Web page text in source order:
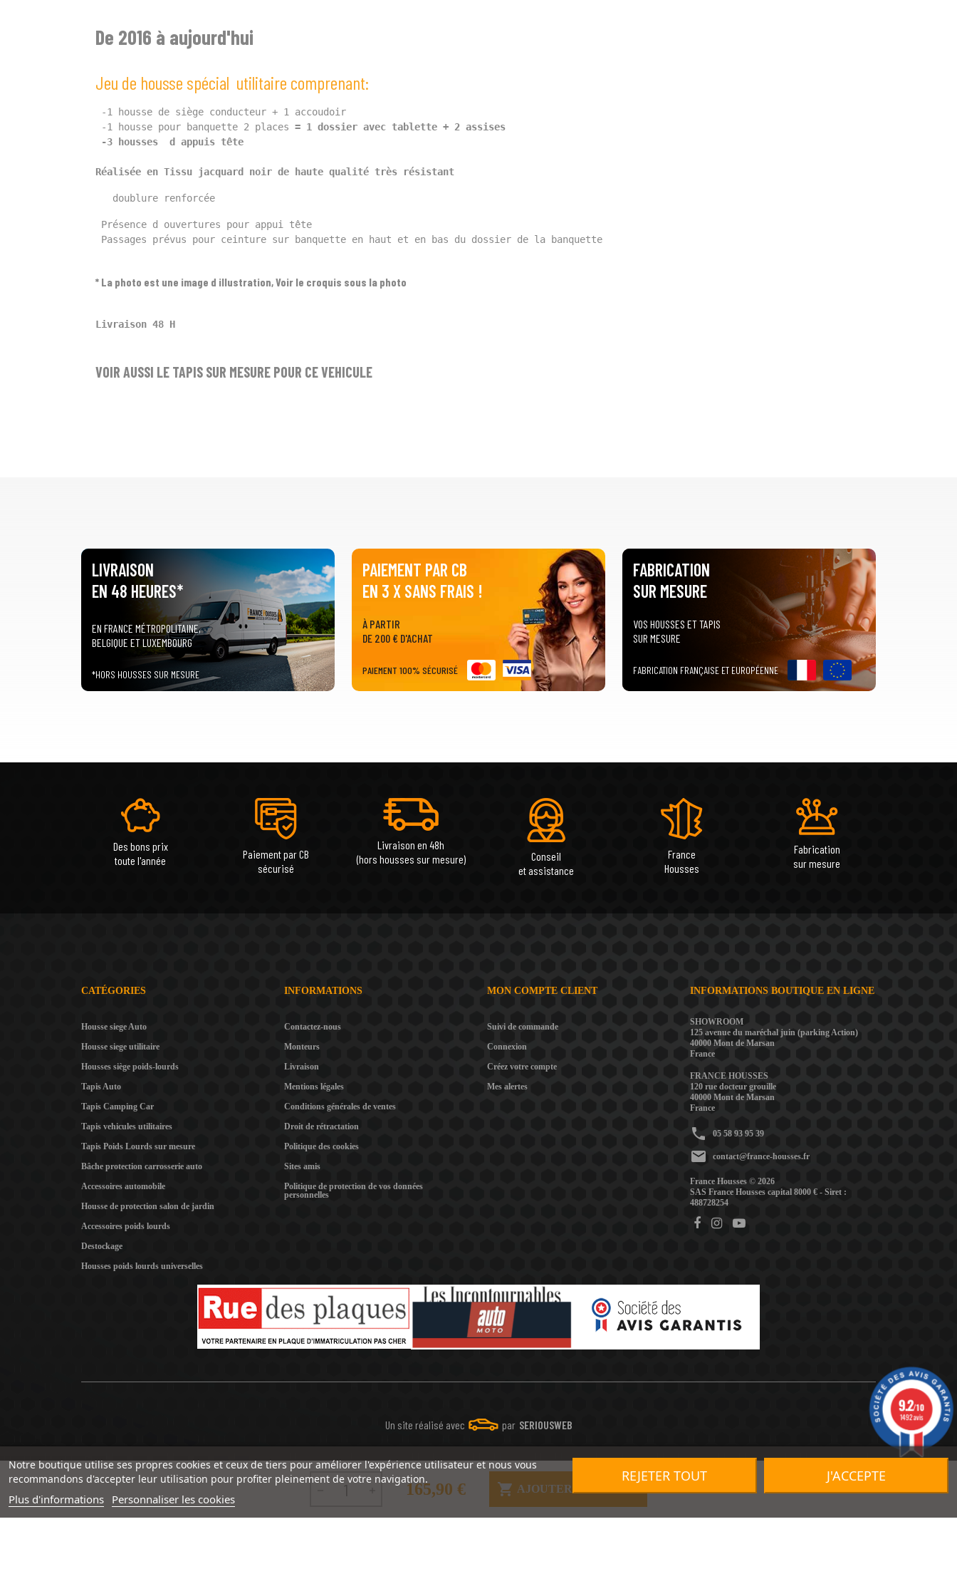
165,90 €  AJOUTER AU PANIER
De 2016 à aujourd'hui
Jeu de housse spécial utilitaire comprenant:
-1 housse de siège conducteur + 1 accoudoir
-1 housse pour banquette 2 places = 1 dossier avec tablette + 2 assises
-3 housses  d appuis tête
Réalisée en Tissu jacquard noir de haute qualité très résistant
doublure renforcée
Présence d ouvertures pour appui tête
Passages prévus pour ceinture sur banquette en haut et en bas du dossier de la banquette
* La photo est une image d illustration, Voir le croquis sous la photo
Livraison 48 H
VOIR AUSSI LE TAPIS SUR MESURE POUR CE VEHICULE
LIVRAISON
EN 48 HEURES*
EN FRANCE MÉTROPOLITAINE,
BELGIQUE ET LUXEMBOURG
*HORS HOUSSES SUR MESURE
PAIEMENT PAR CB
EN 3 X SANS FRAIS !
À PARTIR
DE 200 € D'ACHAT
PAIEMENT 100% SÉCURISÉ
FABRICATION
SUR MESURE
VOS HOUSSES ET TAPIS
SUR MESURE
FABRICATION FRANÇAISE ET EUROPÉENNE
Des bons prix
toute l'année
Paiement par CB
sécurisé
Livraison en 48h
(hors housses sur mesure)
Conseil
et assistance
France
Housses
Fabrication
sur mesure
CATÉGORIES
Housse siege Auto
Housse siege utilitaire
Housses siège poids-lourds
Tapis Auto
Tapis Camping Car
Tapis vehicules utilitaires
Tapis Poids Lourds sur mesure
Bâche protection carrosserie auto
Accessoires automobile
Housse de protection salon de jardin
Accessoires poids lourds
Destockage
Housses poids lourds universelles
INFORMATIONS
Contactez-nous
Monteurs
Livraison
Mentions légales
Conditions générales de ventes
Droit de rétractation
Politique des cookies
Sites amis
Politique de protection de vos données
personnelles
MON COMPTE CLIENT
Suivi de commande
Connexion
Créez votre compte
Mes alertes
INFORMATIONS BOUTIQUE EN LIGNE
SHOWROOM
125 avenue du maréchal juin (parking Action)
40000 Mont de Marsan
France
FRANCE HOUSSES
120 rue docteur grouille
40000 Mont de Marsan
France
phone 05 58 93 95 39
mail contact@france-housses.fr
France Housses © 2026
SAS France Housses capital 8000 € - Siret :
488728254
Notre boutique utilise ses propres cookies et ceux de tiers pour améliorer l'expérience utilisateur et nous vous
recommandons d'accepter leur utilisation pour profiter pleinement de votre navigation.
Plus d'informations Personnaliser les cookies
REJETER TOUT J'ACCEPTE
Un site réalisé avec par SERIOUSWEB
9.2/10
1492 avis